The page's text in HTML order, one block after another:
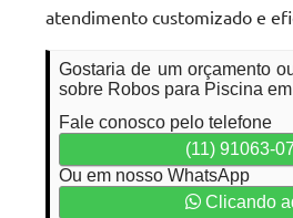
atendimento customizado e
Gostaria de um orçamento
sobre Robos para Piscina
Fale conosco pelo telefone
(11) 91063-
Ou em nosso WhatsApp
Clicando